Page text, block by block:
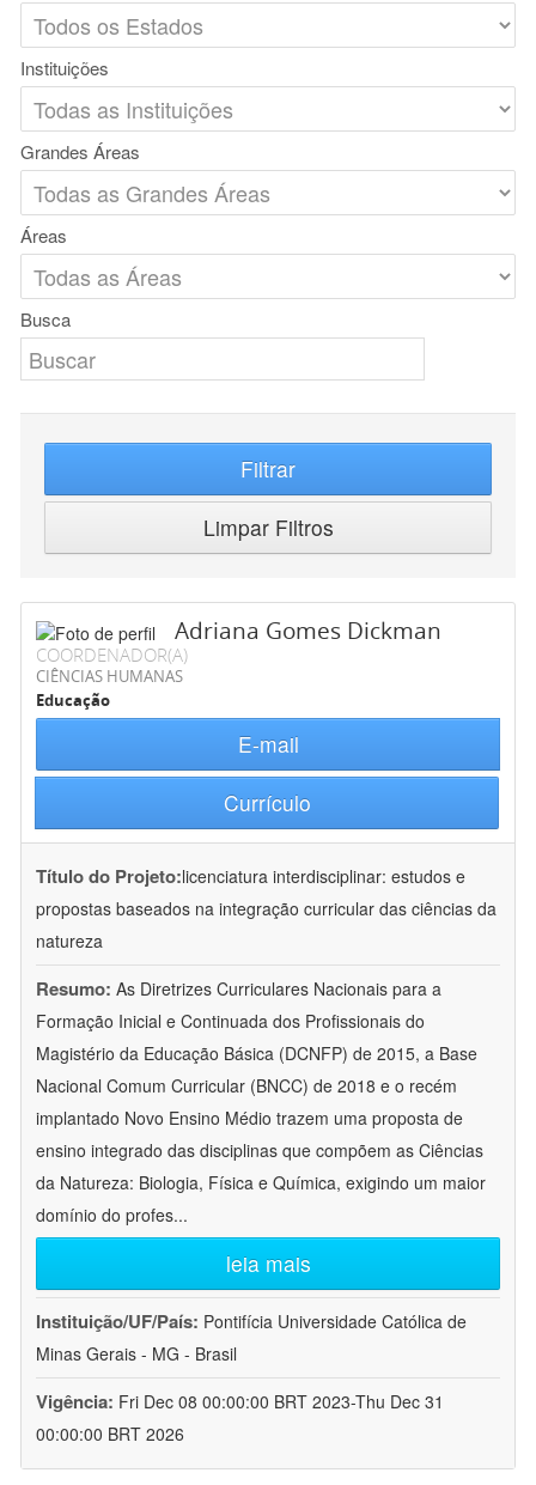
Instituições
Grandes Áreas
Áreas
Busca
Filtrar
Limpar Filtros
Adriana Gomes Dickman
COORDENADOR(A)
CIÊNCIAS HUMANAS
Educação
E-mail
Currículo
Título do Projeto:licenciatura interdisciplinar: estudos e
propostas baseados na integração curricular das ciências da
natureza
Resumo: As Diretrizes Curriculares Nacionais para a
Formação Inicial e Continuada dos Profissionais do
Magistério da Educação Básica (DCNFP) de 2015, a Base
Nacional Comum Curricular (BNCC) de 2018 e o recém
implantado Novo Ensino Médio trazem uma proposta de
ensino integrado das disciplinas que compõem as Ciências
da Natureza: Biologia, Física e Química, exigindo um maior
domínio do profes...
leia mais
Instituição/UF/País: Pontifícia Universidade Católica de
Minas Gerais - MG - Brasil
Vigência: Fri Dec 08 00:00:00 BRT 2023-Thu Dec 31
00:00:00 BRT 2026